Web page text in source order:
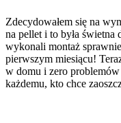
Zdecydowałem się na
na pellet i to była
wykonali montaż
pierwszym miesiącu!
w domu i zero problemów
każdemu, kto chce